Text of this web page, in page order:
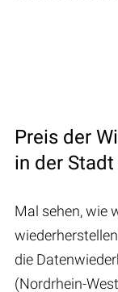
Preis der
in der
Mal sehen, wie
die
(Nordrhein-